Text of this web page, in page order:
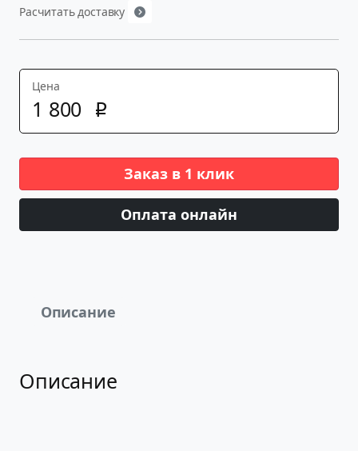
Расчитать доставку
Цена
1 800 p
Заказ в 1 клик
Оплата онлайн
Описание
Описание